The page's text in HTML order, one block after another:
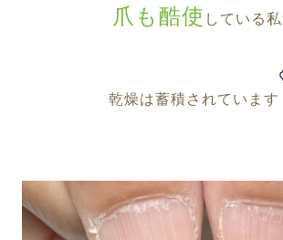
爪も酷使 している
乾燥は蓄積されています